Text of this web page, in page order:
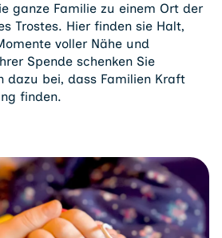
ganze Familie zu einem Ort der
Trostes. Hier finden sie Halt,
voller Nähe und
Spende schenken Sie
dazu bei, dass Familien Kraft
finden.